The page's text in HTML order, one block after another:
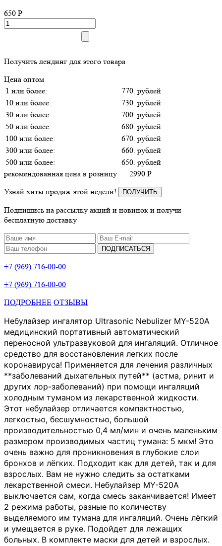
650 P
Получить лендинг для этого товара
Цена оптом
1 или более:
770. рублей
10 или более:
730. рублей
30 или более:
700. рублей
50 или более:
680. рублей
100 или более:
670. рублей
300 или более:
660. рублей
500 или более:
650. рублей
рекомендованная цена в розницу
2990 P
Узнай хиты продаж этой недели!
ПОЛУЧИТЬ
Подпишись на рассылку акций и новинок и получи
бесплатную доставку
ПОДПИСАТЬСЯ
+7 (969) 716-00-00
+7 (969) 716-00-00
ПОДРОБНЕЕ ОТЗЫВЫ
Небулайзер ингалятор Ultrasonic Nebulizer MY-520A
медицинский портативный автоматический
переносной ультразвуковой для ингаляций. Отличное
средство для восстановления легких после
коронавируса! Применяется для лечения различных
**заболеваний дыхательных путей** (астма, ринит и
других лор-заболеваний) при помощи ингаляций
холодным туманом из лекарственной жидкости.
Этот небулайзер отличается компактностью,
легкостью, бесшумностью, большой
производительностью 0,4 мл/мин и очень маленьким
размером производимых частиц тумана: 5 мкм! Это
очень важно для проникновения в глубокие слои
бронхов и лёгких. Подходит как для детей, так и для
взрослых. Вам не нужно следить за остатками
лекарственной смеси. Небулайзер MY-520A
выключается сам, когда смесь заканчивается! Имеет
2 режима работы, разные по количеству
выделяемого им тумана для ингаляций. Очень лёгкий
и умещается в руке. Подойдет для лежащих
больных. В комплекте маски для детей и взрослых.